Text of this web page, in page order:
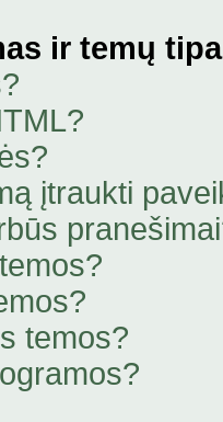
ir temų
įtraukti
temos?